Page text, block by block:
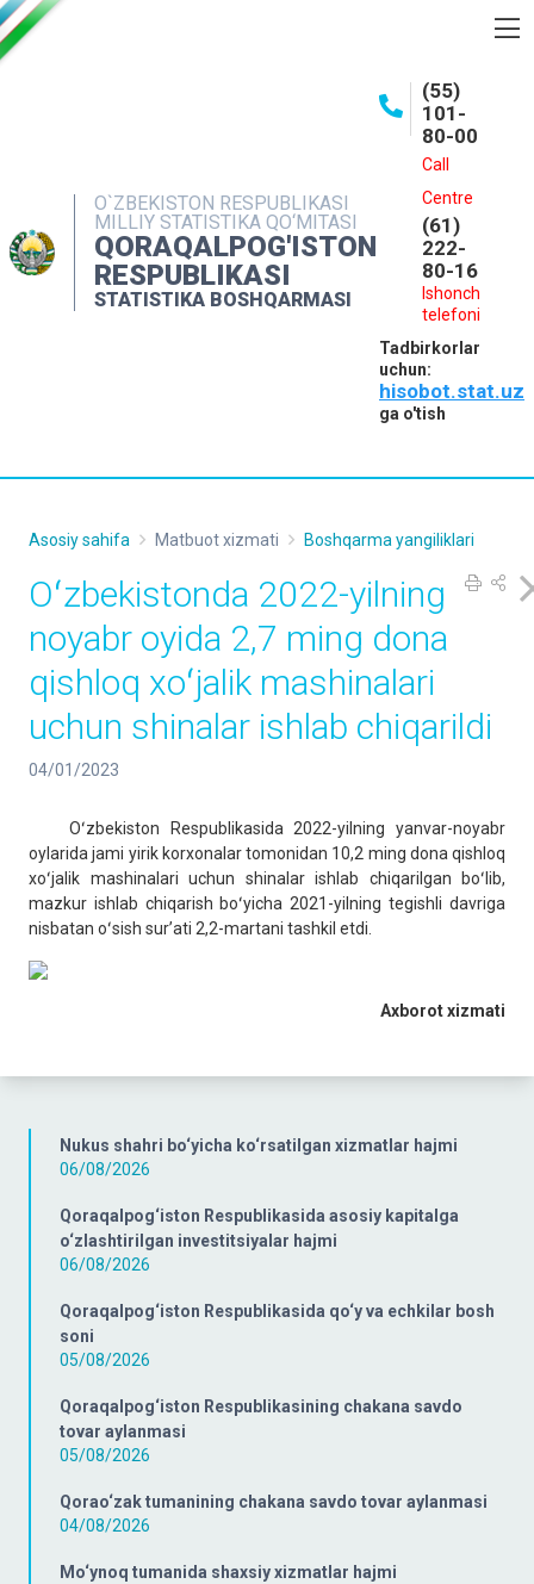
O`ZBEKISTON RESPUBLIKASI
MILLIY STATISTIKA QO‘MITASI
QORAQALPOG'ISTON
RESPUBLIKASI
STATISTIKA BOSHQARMASI
(55)
101-
80-00
Call
Centre
(61)
222-
80-16
Ishonch
telefoni
Tadbirkorlar
uchun:
hisobot.stat.uz
ga o'tish
INTERAKTIV XIZMATLAR
MATBUOT XIZMATI
MUROJAATLAR
Nukus shahri bo‘yicha ko‘rsatilgan xizmatlar hajmi
06/08/2026
Qoraqalpog‘iston Respublikasida asosiy kapitalga
o‘zlashtirilgan investitsiyalar hajmi
06/08/2026
Qoraqalpog‘iston Respublikasida qo‘y va echkilar bosh
soni
05/08/2026
Qoraqalpog‘iston Respublikasining chakana savdo
tovar aylanmasi
05/08/2026
Qorao‘zak tumanining chakana savdo tovar aylanmasi
04/08/2026
Mo‘ynoq tumanida shaxsiy xizmatlar hajmi
Asosiy sahifa Matbuot xizmati Boshqarma yangiliklari
Oʻzbekistonda 2022-yilning
noyabr oyida 2,7 ming dona
qishloq xoʻjalik mashinalari
uchun shinalar ishlab chiqarildi
04/01/2023
Oʻzbekiston Respublikasida 2022-yilning yanvar-noyabr
oylarida jami yirik korxonalar tomonidan 10,2 ming dona qishloq
xoʻjalik mashinalari uchun shinalar ishlab chiqarilgan boʻlib,
mazkur ishlab chiqarish boʻyicha 2021-yilning tegishli davriga
nisbatan oʻsish surʼati 2,2-martani tashkil etdi.
Axborot xizmati